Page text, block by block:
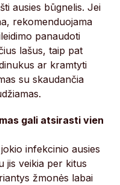
ausies būgnelis. Jei
rekomenduojama
panaudoti
lašus, taip pat
ar kramtyti
su skaudančia
gali atsirasti vien
infekcinio ausies
jis veikia per kitus
žmonės labai